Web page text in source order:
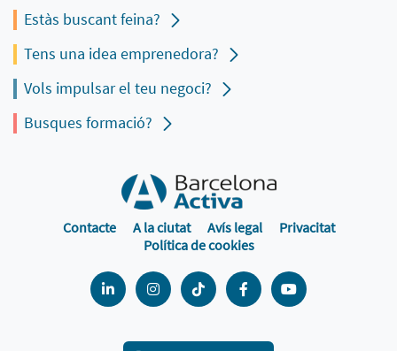
Estàs buscant feina?
Tens una idea emprenedora?
Vols impulsar el teu negoci?
Busques formació?
Contacte A la ciutat Avís legal
Privacitat
Política de cookies